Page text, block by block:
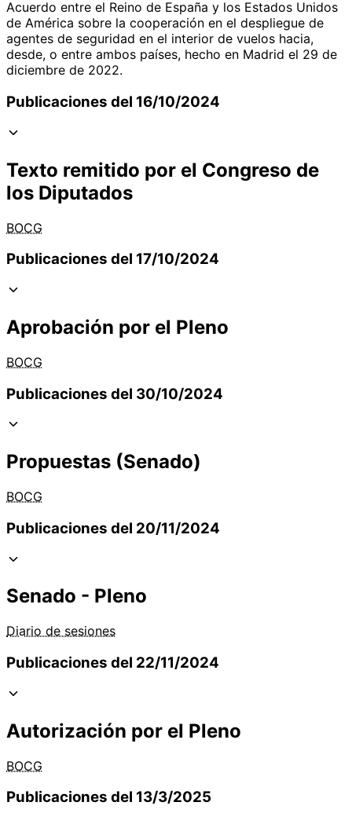
Acuerdo entre el Reino de España y los Estados Unidos
de América sobre la cooperación en el despliegue de
agentes de seguridad en el interior de vuelos hacia,
desde, o entre ambos países, hecho en Madrid el 29 de
diciembre de 2022.
Publicaciones del 16/10/2024
Texto remitido por el Congreso de
los Diputados
BOCG
Publicaciones del 17/10/2024
Aprobación por el Pleno
BOCG
Publicaciones del 30/10/2024
Propuestas (Senado)
BOCG
Publicaciones del 20/11/2024
Senado - Pleno
Diario de sesiones
Publicaciones del 22/11/2024
Autorización por el Pleno
BOCG
Publicaciones del 13/3/2025